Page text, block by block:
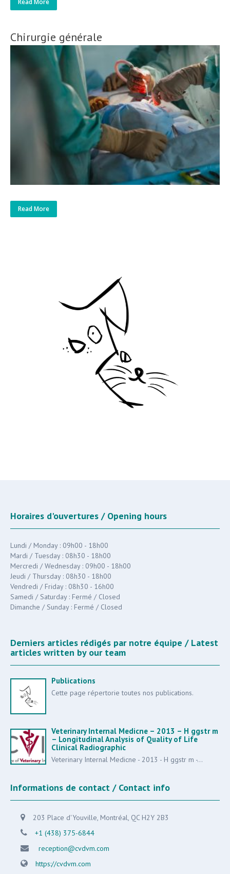
Chirurgie générale
Read More
Horaires d'ouvertures / Opening hours
Lundi / Monday : 09h00 - 18h00
Mardi / Tuesday : 08h30 - 18h00
Mercredi / Wednesday : 09h00 - 18h00
Jeudi / Thursday : 08h30 - 18h00
Vendredi / Friday : 08h30 - 16h00
Samedi / Saturday : Fermé / Closed
Dimanche / Sunday : Fermé / Closed
Derniers articles rédigés par notre équipe / Latest
articles written by our team
Publications
Cette page répertorie toutes nos publications.
Veterinary Internal Medicne – 2013 – H ggstr m
– Longitudinal Analysis of Quality of Life
Clinical Radiographic
Veterinary Internal Medicne - 2013 - H ggstr m -...
Informations de contact / Contact info
203 Place d'Youville, Montréal, QC H2Y 2B3
+1 (438) 375-6844
reception@cvdvm.com
https://cvdvm.com